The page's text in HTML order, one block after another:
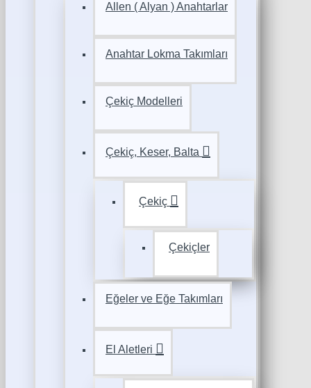
Allen ( Alyan ) Anahtarlar
Anahtar Lokma Takımları
Çekiç Modelleri
Çekiç, Keser, Balta
Çekiç
Çekiçler
Eğeler ve Eğe Takımları
El Aletleri